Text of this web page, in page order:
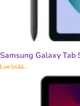
Samsung Galaxy Tab
Lue lisää...